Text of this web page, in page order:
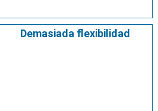
Demasiada flexibilidad